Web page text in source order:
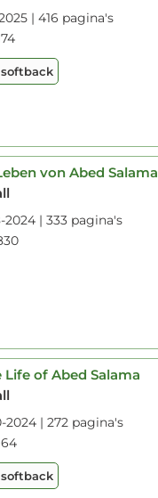
| 416 pagina's
von Abed Salama
| 333 pagina's
Life of Abed Salama
2024 | 272 pagina's